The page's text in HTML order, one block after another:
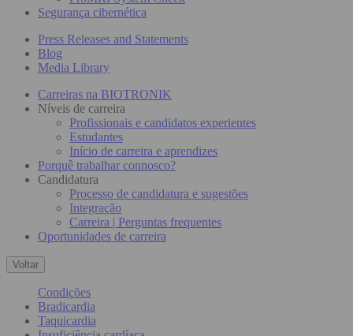
Segurança cibernética
Press Releases and Statements
Blog
Media Library
Carreiras na BIOTRONIK
Níveis de carreira
Profissionais e candidatos experientes
Estudantes
Início de carreira e aprendizes
Porquê trabalhar connosco?
Candidatura
Processo de candidatura e sugestões
Integração
Carreira | Perguntas frequentes
Oportunidades de carreira
Voltar
Condições
Bradicardia
Taquicardia